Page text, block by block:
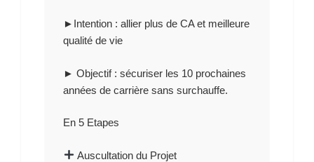
►Intention : allier plus de CA et meilleure
qualité de vie
► Objectif: sécuriser les 10 prochaines
années de carrière sans surchauffe.
En 5 Etapes
Auscultation du Projet